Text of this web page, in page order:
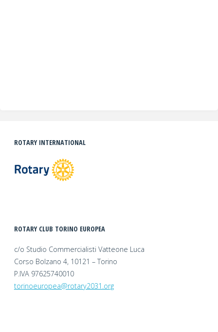
ROTARY INTERNATIONAL
ROTARY CLUB TORINO EUROPEA
c/o Studio Commercialisti Vatteone Luca
Corso Bolzano 4, 10121 – Torino
P.IVA 97625740010
torinoeuropea@rotary2031.org